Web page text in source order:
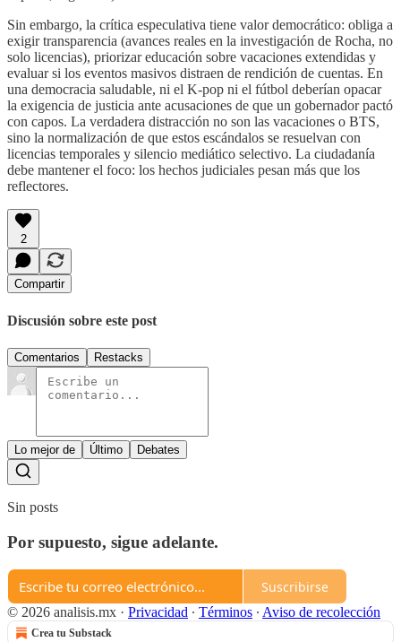
Sin embargo, la crítica especulativa tiene valor democrático: obliga a
exigir transparencia (avances reales en la investigación de Rocha, no
solo licencias), priorizar educación sobre vacaciones extendidas y
evaluar si los eventos masivos distraen de rendición de cuentas. En
una democracia saludable, ni el K-pop ni el fútbol deberían opacar
la exigencia de justicia ante acusaciones de que un gobernador pactó
con capos. La verdadera distracción no son las vacaciones o BTS,
sino la normalización de que estos escándalos se resuelvan con
licencias temporales y silencio mediático selectivo. La ciudadanía
debe mantener el foco: los hechos judiciales pesan más que los
reflectores.
2
Compartir
Discusión sobre este post
Comentarios Restacks
Lo mejor de Último Debates
Sin posts
Por supuesto, sigue adelante.
Suscribirse
© 2026 analisis.mx · Privacidad ∙ Términos ∙ Aviso de recolección
Crea tu Substack